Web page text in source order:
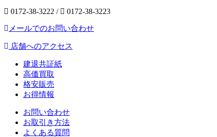
0172-38-3222 / 0172-38-3223
メールでのお問い合わせ
店舗へのアクセス
建退共証紙
高価買取
格安販売
お得情報
お問い合わせ
お取引き方法
よくある質問